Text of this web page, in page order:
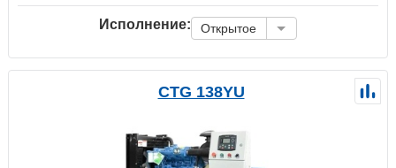
Исполнение: Открытое
CTG 138YU